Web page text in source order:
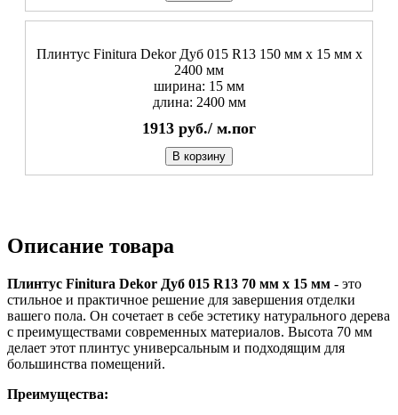
Плинтус Finitura Dekor Дуб 015 R13 150 мм х 15 мм х
2400 мм
ширина: 15 мм
длина: 2400 мм
1913 руб./ м.пог
В корзину
Описание товара
Плинтус Finitura Dekor Дуб 015 R13 70 мм х 15 мм - это
стильное и практичное решение для завершения отделки
вашего пола. Он сочетает в себе эстетику натурального дерева
с преимуществами современных материалов. Высота 70 мм
делает этот плинтус универсальным и подходящим для
большинства помещений.
Преимущества: